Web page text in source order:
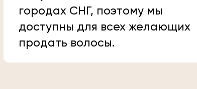
городах СНГ, поэтому мы
доступны для всех желающих
продать волосы.